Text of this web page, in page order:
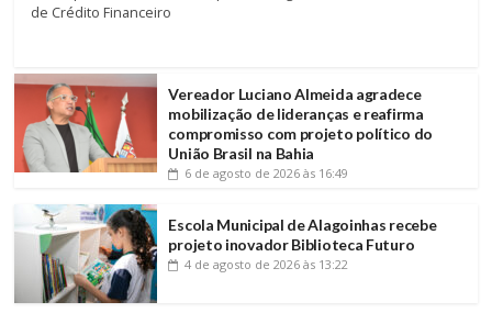
de Crédito Financeiro
Vereador Luciano Almeida agradece
mobilização de lideranças e reafirma
compromisso com projeto político do
União Brasil na Bahia
6 de agosto de 2026 às 16:49
Escola Municipal de Alagoinhas recebe
projeto inovador Biblioteca Futuro
4 de agosto de 2026 às 13:22